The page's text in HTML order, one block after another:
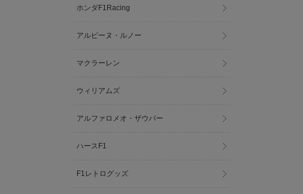
ホンダF1Racing
アルピーヌ・ルノー
マクラーレン
ウィリアムズ
アルファロメオ・ザウバー
ハースF1
F1レトログッズ